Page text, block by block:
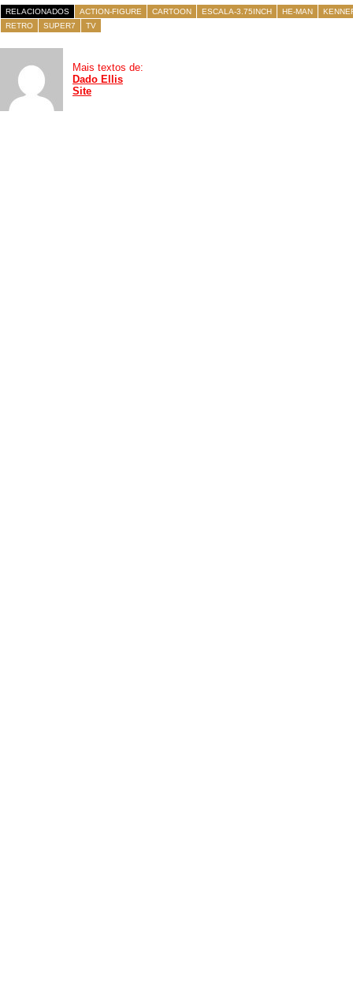
RELACIONADOS ACTION-FIGURE CARTOON ESCALA-3.75INCH HE-MAN
RETRO
SUPER7 TV
Mais textos de:
Dado Ellis
Site